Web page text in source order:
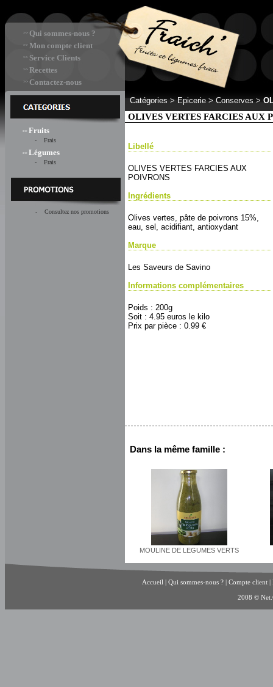
>> Qui sommes-nous ?
>> Mon compte client
>> Service Clients
>> Recettes
>> Contactez-nous
>> Fruits
- Frais
>> Légumes
- Frais
- Consultez nos promotions
Catégories >Epicerie > Conserves>
OLIVES VERTES FARCIES AUX
Libellé
OLIVES VERTES FARCIES AUX
POIVRONS
Ingrédients
Olives vertes, pâte de poivrons 15%,
eau, sel, acidifiant, antioxydant
Marque
Les Saveurs de Savino
Informations complémentaires
Poids : 200g
Soit : 4.95 euros le kilo
Prix par pièce : 0.99 €
Dans la même famille :
MOULINE DE LEGUMES VERTS
Accueil Qui sommes-nous ?| Compte client
2008 ©